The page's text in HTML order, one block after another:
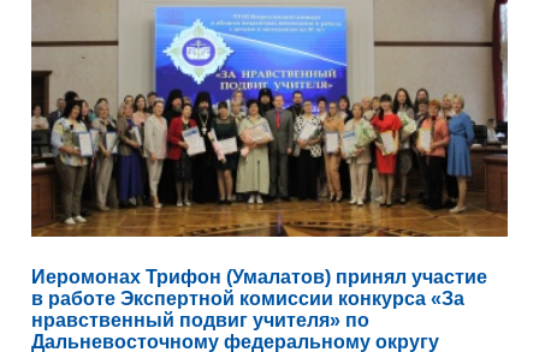
Иеромонах Трифон (Умалатов) принял участие
в работе Экспертной комиссии конкурса «За
нравственный подвиг учителя» по
Дальневосточному федеральному округу